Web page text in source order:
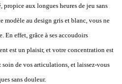
propice aux longues heures de jeu sans
modèle au design gris et blanc, vous ne
En effet, grâce à ses accoudoirs
est un plaisir, et votre concentration est
de vos articulations, et laissez-vous
sans douleur.